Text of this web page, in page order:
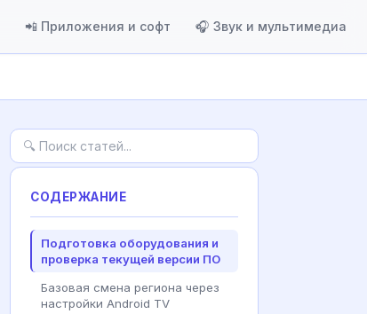
📲 Приложения и софт 🎧 Звук и мультимедиа
СОДЕРЖАНИЕ
Подготовка оборудования и
проверка текущей версии ПО
Базовая смена региона через
настройки Android TV